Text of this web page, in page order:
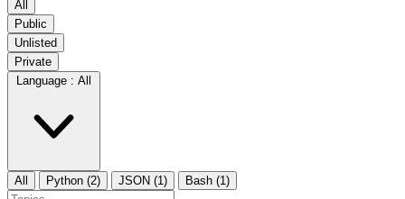
All
Public
Unlisted
Private
Language : All
All Python (2) JSON (1) Bash (1)